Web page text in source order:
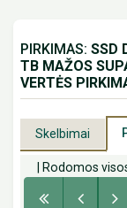
PIRKIMAS: SSD
TB MAŽOS
VERTĖS
Skelbimai
| Rodomos